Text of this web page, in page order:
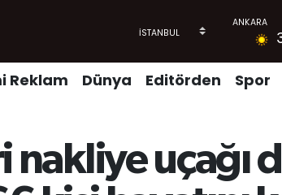
Reklam Dünya Editörden Spor
uçağı